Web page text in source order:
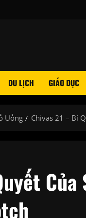
DU LỊCH GIÁO DỤC
Uống Chivas 21 – Bí
Của